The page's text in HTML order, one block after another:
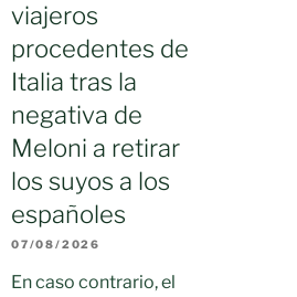
viajeros
procedentes de
Italia tras la
negativa de
Meloni a retirar
los suyos a los
españoles
07/08/2026
En caso contrario, el